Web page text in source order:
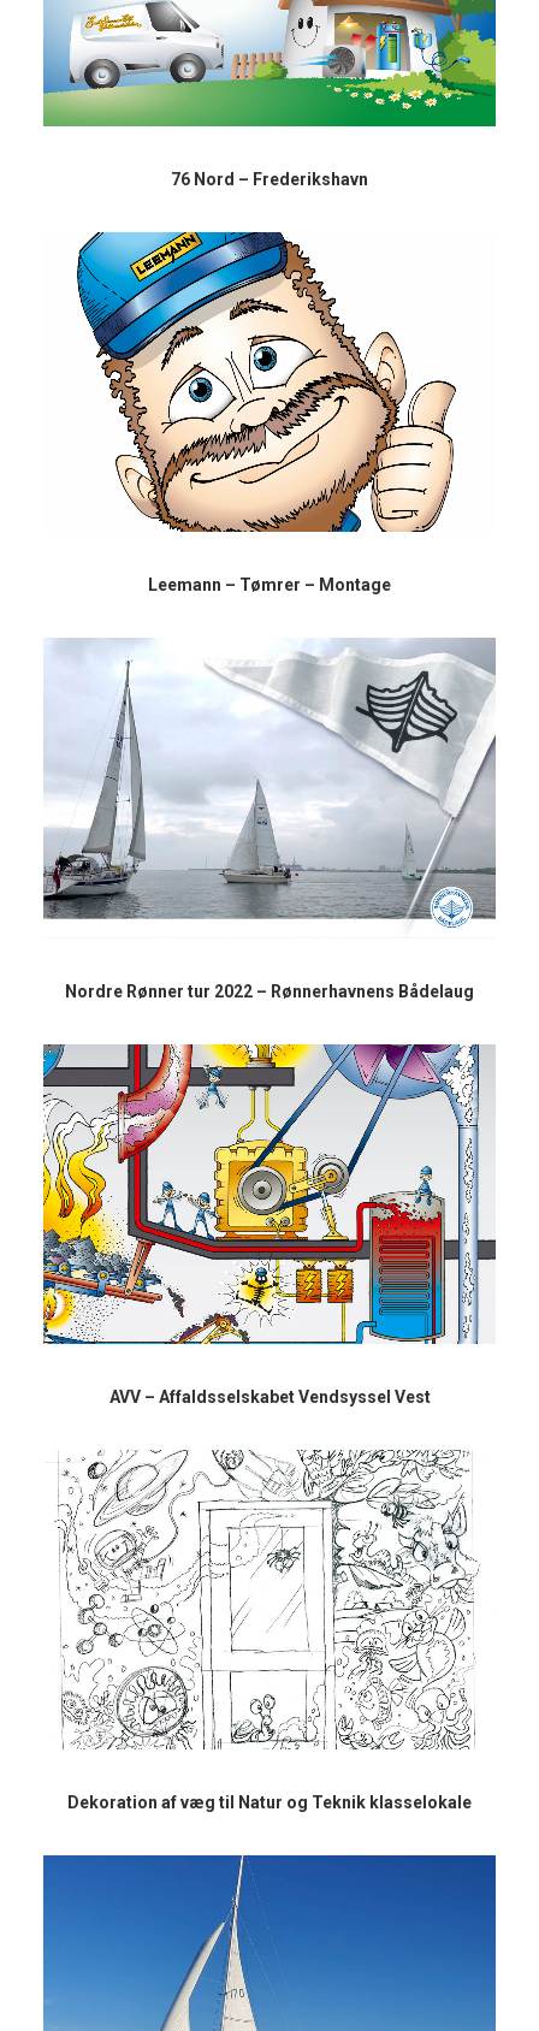
76 Nord – Frederikshavn
Leemann – Tømrer – Montage
Nordre Rønner tur 2022 – Rønnerhavnens Bådelaug
AVV – Affaldsselskabet Vendsyssel Vest
Dekoration af væg til Natur og Teknik klasselokale